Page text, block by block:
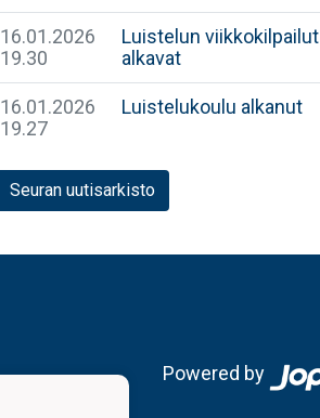
16.01.2026
19.30
Luistelun viikkokilpailut
alkavat
16.01.2026
19.27
Luistelukoulu alkanut
Seuran uutisarkisto
Powered by